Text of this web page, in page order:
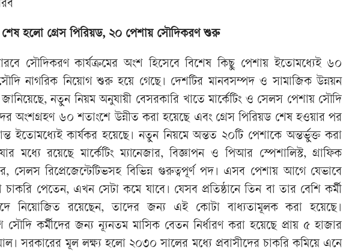
হলো গ্রেস পিরিয়ড, ২০ পেশায় সৌদিকরণ শুরু
সৌদিকরণ কার্যক্রমের অংশ হিসেবে বিশেষ কিছু পেশায় ইতোমধ্যেই ৬০
নাগরিক নিয়োগ শুরু হয়ে গেছে। দেশটির মানবসম্পদ ও সামাজিক উন্নয়ন
জানিয়েছে, নতুন নিয়ম অনুযায়ী বেসরকারি খাতে মার্কেটিং ও সেলস পেশায় সৌদি
অংশগ্রহণ ৬০ শতাংশে উন্নীত করা হয়েছে এবং গ্রেস পিরিয়ড শেষ হওয়ার পর
ইতোমধ্যেই কার্যকর হয়েছে। নতুন নিয়মে অন্তত ২০টি পেশাকে অন্তর্ভুক্ত করা
মধ্যে রয়েছে মার্কেটিং ম্যানেজার, বিজ্ঞাপন ও পিআর স্পেশালিস্ট, গ্রাফিক
সেলস রিপ্রেজেন্টেটিভসহ বিভিন্ন গুরুত্বপূর্ণ পদ। এসব পেশায় আগে যেভাবে
চাকরি পেতেন, এখন সেটা কমে যাবে। যেসব প্রতিষ্ঠানে তিন বা তার বেশি কর্মী
নিয়োজিত রয়েছেন, তাদের জন্য এই কোটা বাধ্যতামূলক করা হয়েছে।
সৌদি কর্মীদের জন্য ন্যূনতম মাসিক বেতন নির্ধারণ করা হয়েছে প্রায় ৫ হাজার
সরকারের মূল লক্ষ্য হলো ২০৩০ সালের মধ্যে প্রবাসীদের চাকরি কমিয়ে এনে